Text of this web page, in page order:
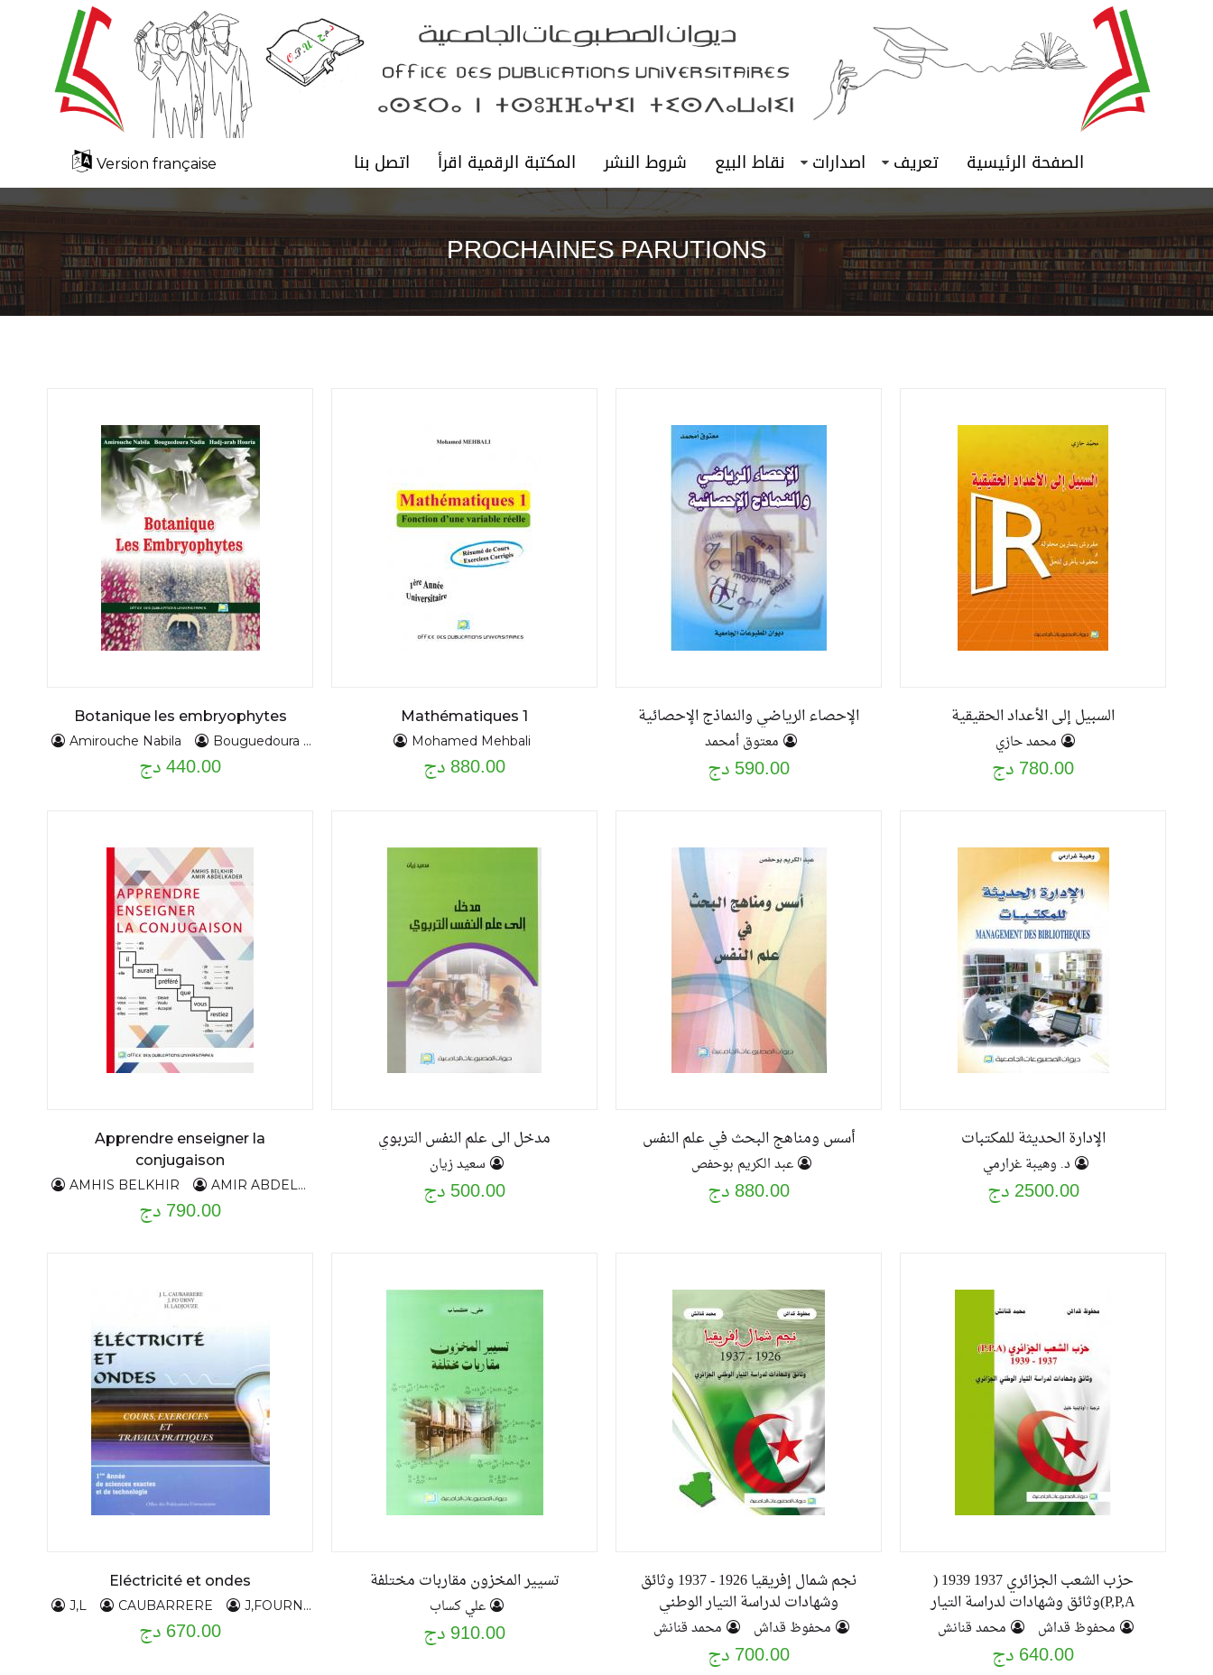
الصفحة الرئيسية تعريف اصدارات نقاط البيع شروط النشر المكتبة الرقمية اقرأ اتصل بنا Version française
PROCHAINES PARUTIONS
السبيل إلى الأعداد الحقيقية
محمد حازي
780.00 دج
الإحصاء الرياضي والنماذج الإحصائية
معتوق أمحمد
590.00 دج
Mathématiques 1
Mohamed Mehbali
880.00 دج
Botanique les embryophytes
Amirouche Nabila Bouguedoura Nadia HADJ ARAB Houria
440.00 دج
الإدارة الحديثة للمكتبات
د. وهيبة غرارمي
2500.00 دج
أسس ومناهج البحث في علم النفس
عبد الكريم بوحفص
880.00 دج
مدخل الى علم النفس التربوي
سعيد زيان
500.00 دج
Apprendre enseigner la
conjugaison
AMHIS BELKHIR AMIR ABDELKADER
790.00 دج
حزب الشعب الجزائري 1937 1939 (
P,P,A)وثائق وشهادات لدراسة التيار
الوطني الجزائري
محفوظ قداش محمد قنانش
640.00 دج
نجم شمال إفريقيا 1926 - 1937 وثائق
وشهادات لدراسة التيار الوطني
الجزائريمحفوظ قداش محمد قنانش
700.00 دج
تسيير المخزون مقاربات مختلفة
علي كساب
910.00 دج
Eléctricité et ondes
J,L CAUBARRERE J,FOURNY
670.00 دج